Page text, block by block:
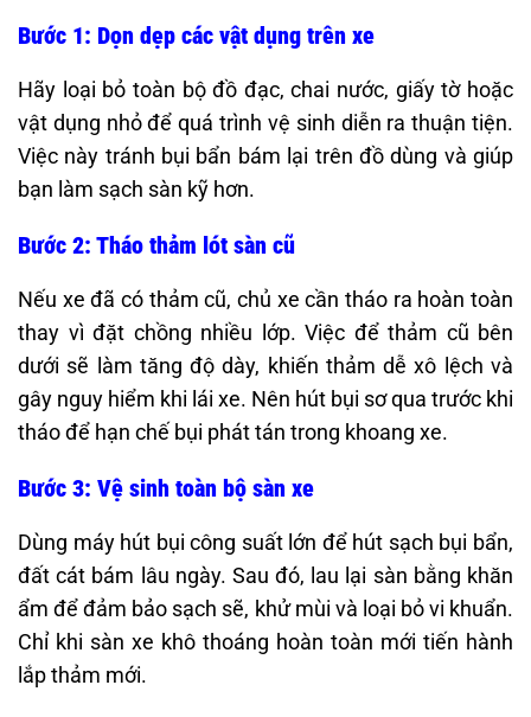
Bước 1: Dọn dẹp các vật dụng trên xe
Hãy loại bỏ toàn bộ đồ đạc, chai nước, giấy tờ hoặc
vật dụng nhỏ để quá trình vệ sinh diễn ra thuận tiện.
Việc này tránh bụi bẩn bám lại trên đồ dùng và giúp
bạn làm sạch sàn kỹ hơn.
Bước 2: Tháo thảm lót sàn cũ
Nếu xe đã có thảm cũ, chủ xe cần tháo ra hoàn toàn
thay vì đặt chồng nhiều lớp. Việc để thảm cũ bên
dưới sẽ làm tăng độ dày, khiến thảm dễ xô lệch và
gây nguy hiểm khi lái xe. Nên hút bụi sơ qua trước khi
tháo để hạn chế bụi phát tán trong khoang xe.
Bước 3: Vệ sinh toàn bộ sàn xe
Dùng máy hút bụi công suất lớn để hút sạch bụi bẩn,
đất cát bám lâu ngày. Sau đó, lau lại sàn bằng khăn
ẩm để đảm bảo sạch sẽ, khử mùi và loại bỏ vi khuẩn.
Chỉ khi sàn xe khô thoáng hoàn toàn mới tiến hành
lắp thảm mới.